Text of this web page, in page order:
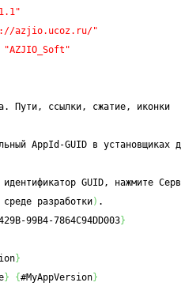
azjio.ucoz.ru/"
"AZJIO_Soft"
Пути, ссылки, сжатие, иконки
AppId-GUID в установщиках
GUID, нажмите
разработки) .
99B4-7864C94DD003}
}
} {#MyAppVersion}